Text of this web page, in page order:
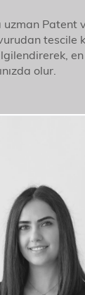
uzman Patent
tescile
en
olur.